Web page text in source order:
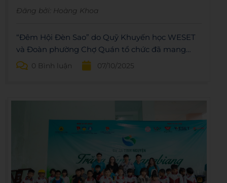
Đăng bởi: Hoàng Khoa
“Đêm Hội Đèn Sao” do Quỹ Khuyến học WESET
và Đoàn phường Chợ Quán tổ chức đã mang
đến mùa Trung thu rộn ràng, ấm áp cho các em
nhỏ có hoàn cảnh khó khăn.
0 Bình luận 07/10/2025